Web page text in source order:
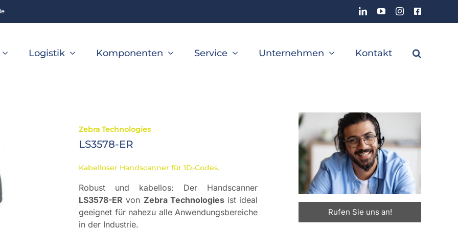
LinkedInYouTubeInstagramFacebook
Logistik Komponenten Service Unternehmen Kontakt
Zebra Technologies
LS3578-ER
Kabelloser Handscanner für 1D-Codes.
Robust und kabellos: Der Handscanner
LS3578-ER von Zebra Technologies ist ideal
geeignet für nahezu alle Anwendungsbereiche
in der Industrie.
Rufen Sie uns an!